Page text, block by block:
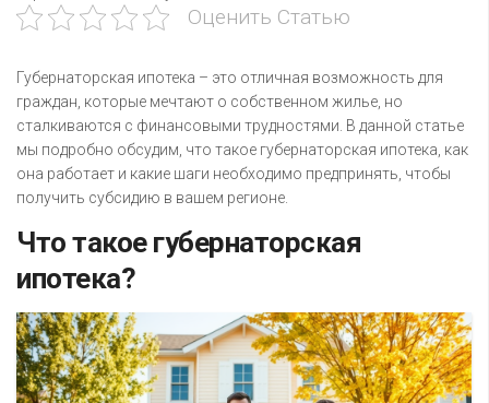
Оценить Статью
Губернаторская ипотека – это отличная возможность для
граждан, которые мечтают о собственном жилье, но
сталкиваются с финансовыми трудностями. В данной статье
мы подробно обсудим, что такое губернаторская ипотека, как
она работает и какие шаги необходимо предпринять, чтобы
получить субсидию в вашем регионе.
Что такое губернаторская
ипотека?